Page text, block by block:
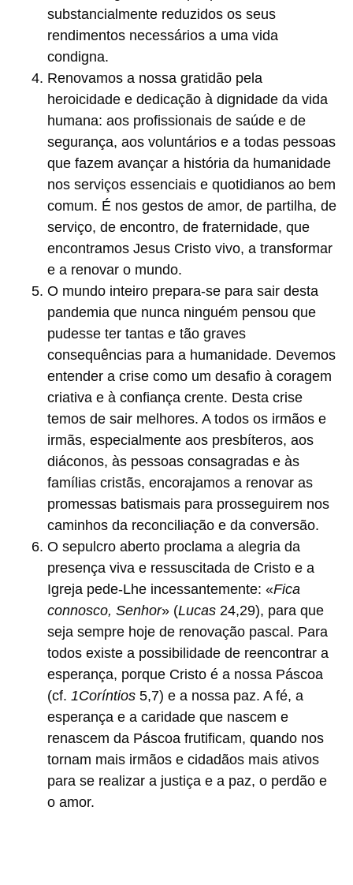
substancialmente reduzidos os seus
rendimentos necessários a uma vida
condigna.
Renovamos a nossa gratidão pela
heroicidade e dedicação à dignidade da vida
humana: aos profissionais de saúde e de
segurança, aos voluntários e a todas pessoas
que fazem avançar a história da humanidade
nos serviços essenciais e quotidianos ao bem
comum. É nos gestos de amor, de partilha, de
serviço, de encontro, de fraternidade, que
encontramos Jesus Cristo vivo, a transformar
e a renovar o mundo.
O mundo inteiro prepara-se para sair desta
pandemia que nunca ninguém pensou que
pudesse ter tantas e tão graves
consequências para a humanidade. Devemos
entender a crise como um desafio à coragem
criativa e à confiança crente. Desta crise
temos de sair melhores. A todos os irmãos e
irmãs, especialmente aos presbíteros, aos
diáconos, às pessoas consagradas e às
famílias cristãs, encorajamos a renovar as
promessas batismais para prosseguirem nos
caminhos da reconciliação e da conversão.
O sepulcro aberto proclama a alegria da
presença viva e ressuscitada de Cristo e a
Igreja pede-Lhe incessantemente: «Fica
connosco, Senhor» (Lucas 24,29), para que
seja sempre hoje de renovação pascal. Para
todos existe a possibilidade de reencontrar a
esperança, porque Cristo é a nossa Páscoa
(cf. 1Coríntios 5,7) e a nossa paz. A fé, a
esperança e a caridade que nascem e
renascem da Páscoa frutificam, quando nos
tornam mais irmãos e cidadãos mais ativos
para se realizar a justiça e a paz, o perdão e
o amor.